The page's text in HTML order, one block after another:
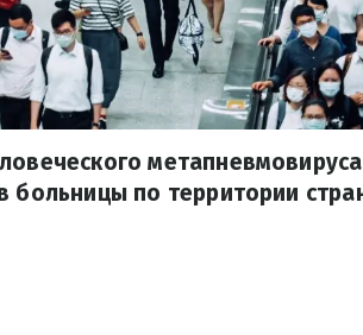
метапневмовируса
больницы по территории